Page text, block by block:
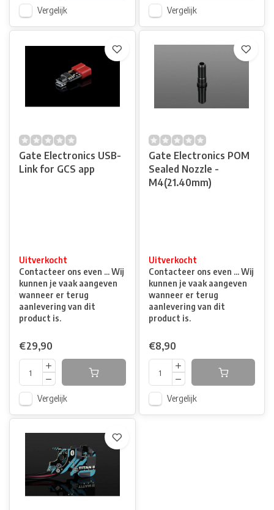
Vergelijk Vergelijk
Gate Electronics USB-
Link for GCS app
Uitverkocht
Contacteer ons even ... Wij
kunnen je vaak aangeven
wanneer er terug
aanlevering van dit
product is.
€29,90
Vergelijk
Gate Electronics POM
Sealed Nozzle -
M4(21.40mm)
Uitverkocht
Contacteer ons even ... Wij
kunnen je vaak aangeven
wanneer er terug
aanlevering van dit
product is.
€8,90
Vergelijk